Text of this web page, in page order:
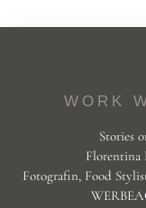
WORK
Stories
Florentina
Fotografin, Food